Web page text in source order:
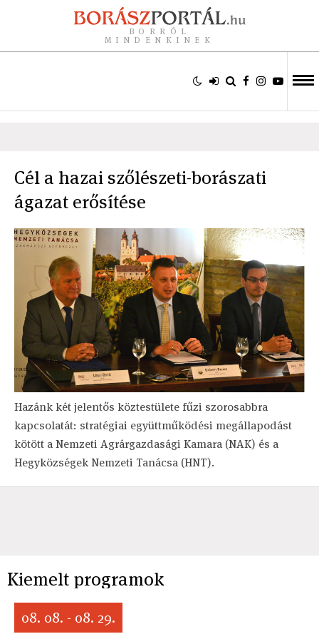
BORRÓL
MINDENKINEK
Cél a hazai szőlészeti-borászati
ágazat erősítése
Hazánk két jelentős köztestülete fűzi szorosabbra
kapcsolatát: stratégiai együttműködési megállapodást
kötött a Nemzeti Agrárgazdasági Kamara (NAK) és a
Hegyközségek Nemzeti Tanácsa (HNT).
Kiemelt programok
08. 08. - 08. 29.